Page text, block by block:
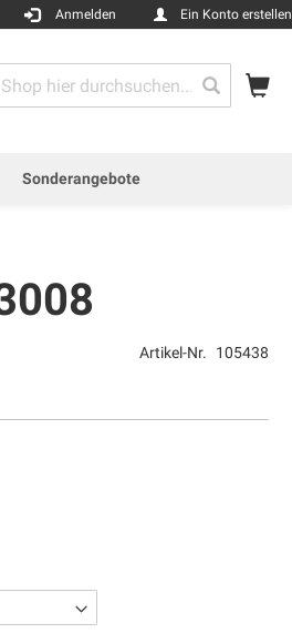
Anmelden Ein Konto erstellen
Sonderangebote
Artikel-Nr. 105438